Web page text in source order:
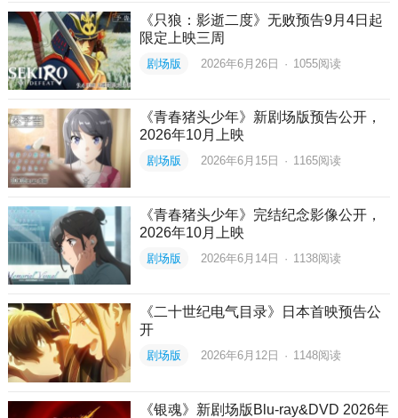
《只狼：影逝二度》无败预告9月4日起
限定上映三周
剧场版 2026年6月26日 · 1055阅读
《青春猪头少年》新剧场版预告公开，
2026年10月上映
剧场版 2026年6月15日 · 1165阅读
《青春猪头少年》完结纪念影像公开，
2026年10月上映
剧场版 2026年6月14日 · 1138阅读
《二十世纪电气目录》日本首映预告公
开
剧场版 2026年6月12日 · 1148阅读
《银魂》新剧场版Blu-ray&DVD 2026年